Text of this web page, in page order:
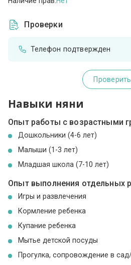
Проверки
Телефон подтвержден
Проверить
Навыки няни
Опыт работы с возрастными
Дошкольники (4-6 лет)
Малыши (1-3 лет)
Младшая школа (7-10 лет)
Опыт выполнения отдельных
Игры и развлечения
Кормление ребенка
Купание ребенка
Мытье детской посуды
Прогулка, сопровождение в